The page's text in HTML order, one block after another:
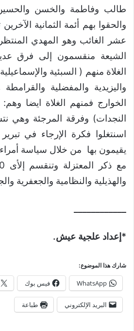
طالب وفاطمة والخسن
والحقوا بهم أئمة الثمانية
عشر الغائب وهو المهدي
الشيعة منقسمون إلى فرق
الغلاة منهم ( السبئية
واليزيدية والمفضلية
الخوارج فمنهم الغلاة ايضا وهم:
النجدات) وفرقة المرجئة وهي
اسنتغلوا فكرة الإرجاء في
يقيمون بها من خلال سياسة أمراء
والهذيلية والنظامية والجعفرية
*إعداد علجية عيش.
شارك هذا الموضوع:
WhatsApp فيس بوك
البريد الإلكتروني طباعة